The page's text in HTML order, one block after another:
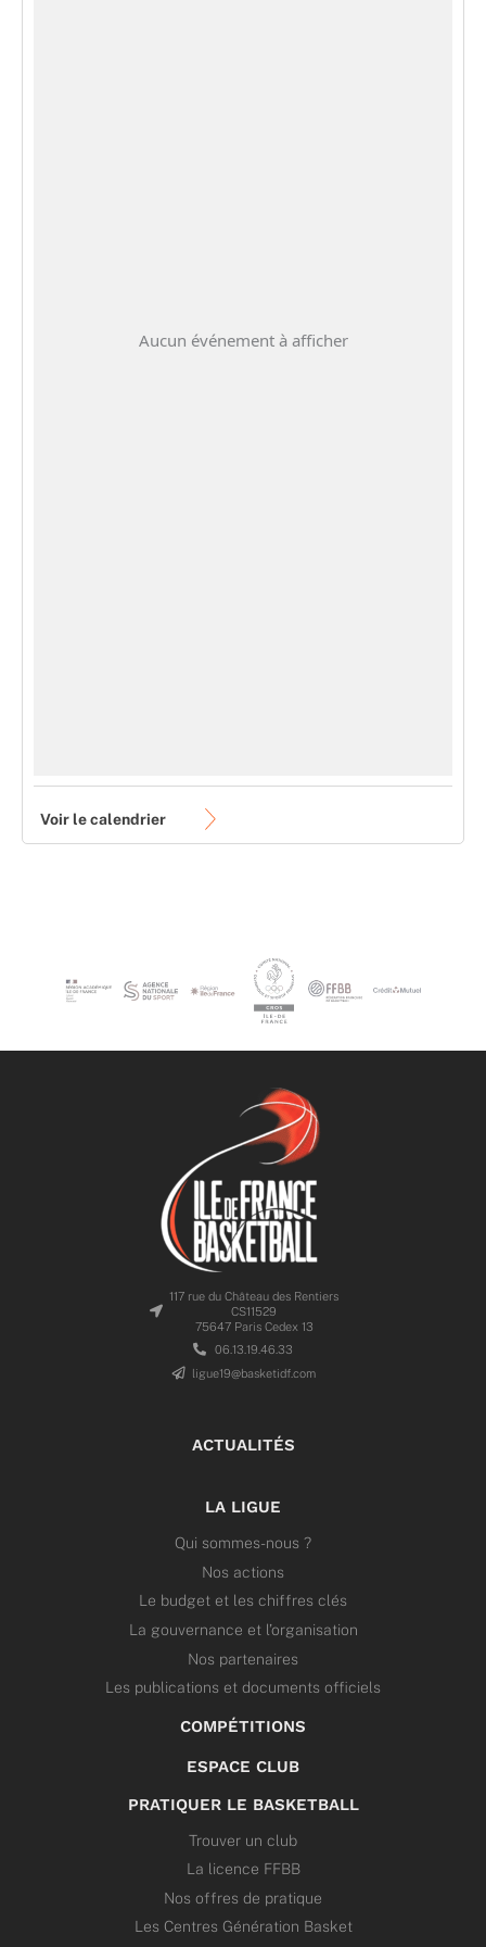
Aucun événement à afficher
Voir le calendrier
117 rue du Château des Rentiers
CS11529
75647 Paris Cedex 13
06.13.19.46.33
ligue19@basketidf.com
ACTUALITÉS
LA LIGUE
Qui sommes-nous ?
Nos actions
Le budget et les chiffres clés
La gouvernance et l’organisation
Nos partenaires
Les publications et documents officiels
COMPÉTITIONS
ESPACE CLUB
PRATIQUER LE BASKETBALL
Trouver un club
La licence FFBB
Nos offres de pratique
Les Centres Génération Basket